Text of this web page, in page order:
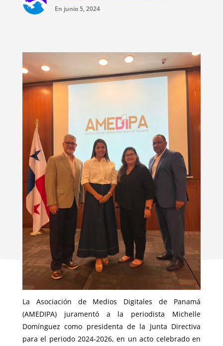
En junio 5, 2024
La Asociación de Medios Digitales de Panamá
(AMEDIPA) juramentó a la periodista Michelle
Domínguez como presidenta de la Junta Directiva
para el periodo 2024-2026, en un acto celebrado en